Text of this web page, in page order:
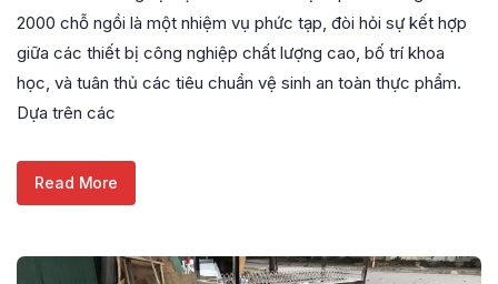
2000 chỗ ngồi là một nhiệm vụ phức tạp, đòi hỏi sự kết hợp
giữa các thiết bị công nghiệp chất lượng cao, bố trí khoa
học, và tuân thủ các tiêu chuẩn vệ sinh an toàn thực phẩm.
Dựa trên các
Read More